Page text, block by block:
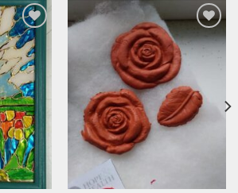
в список
желаний
Добавить
в список
желаний